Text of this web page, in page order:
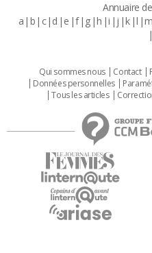
Annuaire
a b c d e f g h i j k l m
Qui sommes nous Contact
Données personnelles
Tous les articles